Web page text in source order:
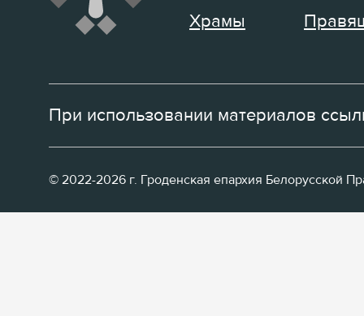
Храмы
При использовании материалов
© 2022-2026 г. Гроденская епархия Белорусской